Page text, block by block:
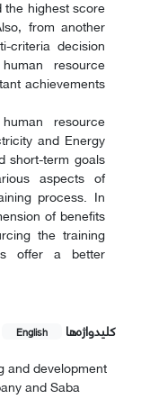
highest score
from another
criteria decision
resource
achievements
resource
and Energy
short-term goals
aspects of
process. In
of benefits
the training
offer a better
کلیدواژه‌ها English
and development
and Saba